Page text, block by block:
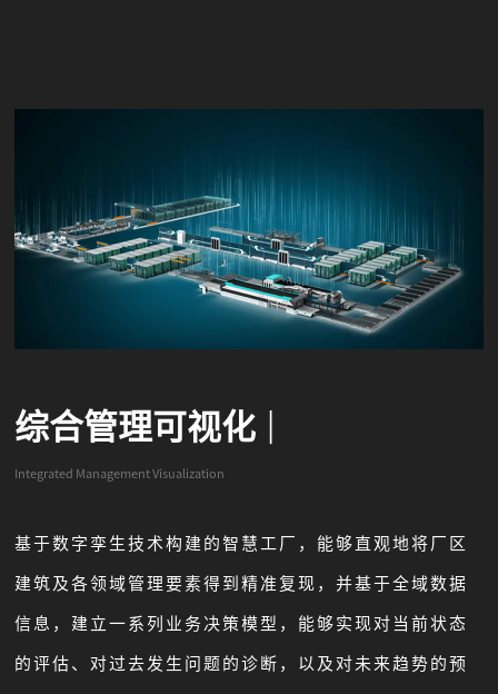
综合管理可视化
Integrated Management Visualization
基于数字孪生技术构建的智慧工厂，能够直观地将厂区
建筑及各领域管理要素得到精准复现，并基于全域数据
信息，建立一系列业务决策模型，能够实现对当前状态
的评估、对过去发生问题的诊断，以及对未来趋势的预